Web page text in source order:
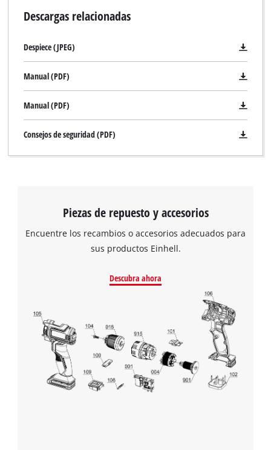
¡Necesitamos su consentimiento para
visitor. The website owner needs to setup
to the list of technologies used.
Descargas relacionadas
Despiece (JPEG)
Manual (PDF)
Manual (PDF)
Consejos de seguridad (PDF)
Piezas de repuesto y accesorios
Encuentre los recambios o accesorios adecuados para
sus productos Einhell.
Descubra ahora